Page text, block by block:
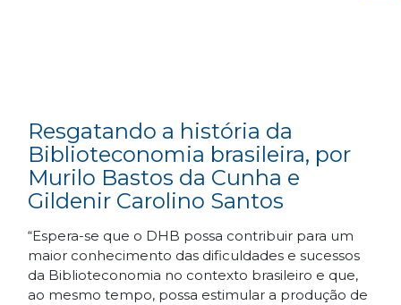
Resgatando a história da
Biblioteconomia brasileira, por
Murilo Bastos da Cunha e
Gildenir Carolino Santos
“Espera-se que o DHB possa contribuir para um
maior conhecimento das dificuldades e sucessos
da Biblioteconomia no contexto brasileiro e que,
ao mesmo tempo, possa estimular a produção de